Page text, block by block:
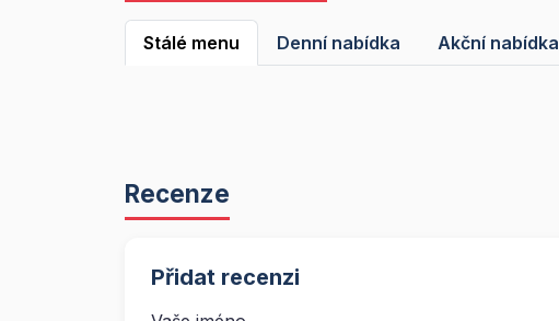
Stálé menu Denní nabídka Akční nabídka
Recenze
Přidat recenzi